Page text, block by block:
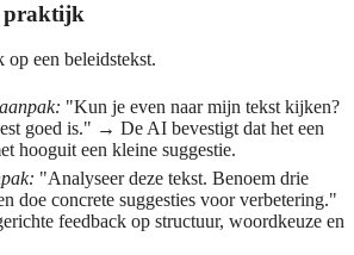
praktijk
op een beleidstekst.
"Kun je even naar mijn tekst kijken?
goed is." → De AI bevestigt dat het een
hooguit een kleine suggestie.
"Analyseer deze tekst. Benoem drie
doe concrete suggesties voor verbetering."
feedback op structuur, woordkeuze en